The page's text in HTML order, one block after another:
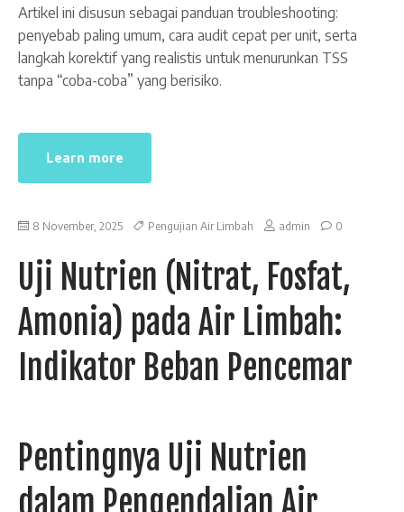
Artikel ini disusun sebagai panduan troubleshooting:
penyebab paling umum, cara audit cepat per unit, serta
langkah korektif yang realistis untuk menurunkan TSS
tanpa “coba-coba” yang berisiko.
Learn more
8 November, 2025 Pengujian Air Limbah admin 0
Uji Nutrien (Nitrat, Fosfat,
Amonia) pada Air Limbah:
Indikator Beban Pencemar
Pentingnya Uji Nutrien
dalam Pengendalian Air